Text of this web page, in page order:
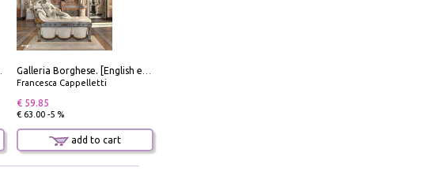
Francesca Cappelletti
€ 59.85
€ 63.00 -5 %
add to cart